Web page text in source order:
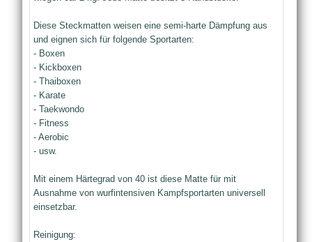
Diese Steckmatten weisen eine semi-harte Dämpfung aus
und eignen sich für folgende Sportarten:
- Boxen
- Kickboxen
- Thaiboxen
- Karate
- Taekwondo
- Fitness
- Aerobic
- usw.
Mit einem Härtegrad von 40 ist diese Matte für mit
Ausnahme von wurfintensiven Kampfsportarten universell
einsetzbar.
Reinigung: